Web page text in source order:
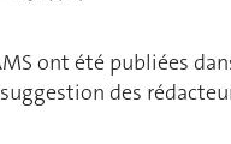
ont été publiées
des